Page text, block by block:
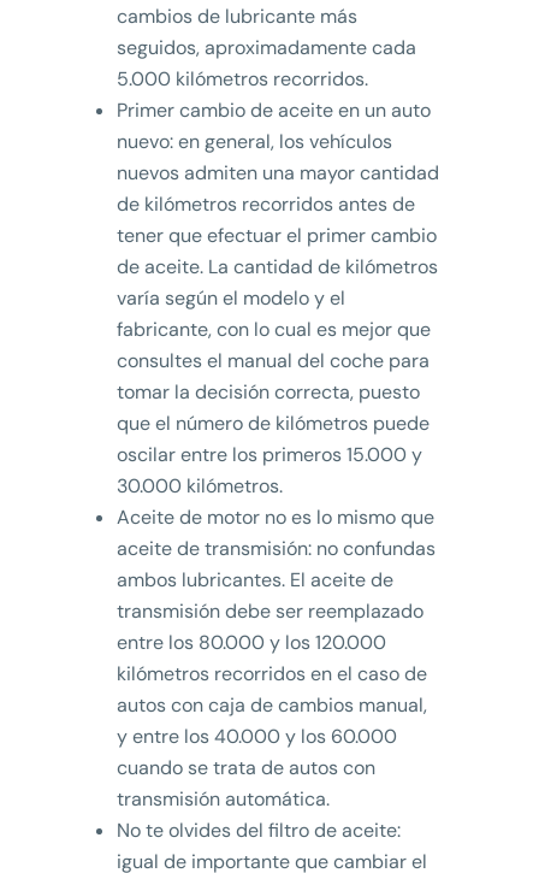
cambios de lubricante más
seguidos, aproximadamente cada
5.000 kilómetros recorridos.
Primer cambio de aceite en un auto
nuevo: en general, los vehículos
nuevos admiten una mayor cantidad
de kilómetros recorridos antes de
tener que efectuar el primer cambio
de aceite. La cantidad de kilómetros
varía según el modelo y el
fabricante, con lo cual es mejor que
consultes el manual del coche para
tomar la decisión correcta, puesto
que el número de kilómetros puede
oscilar entre los primeros 15.000 y
30.000 kilómetros.
Aceite de motor no es lo mismo que
aceite de transmisión: no confundas
ambos lubricantes. El aceite de
transmisión debe ser reemplazado
entre los 80.000 y los 120.000
kilómetros recorridos en el caso de
autos con caja de cambios manual,
y entre los 40.000 y los 60.000
cuando se trata de autos con
transmisión automática.
No te olvides del filtro de aceite:
igual de importante que cambiar el